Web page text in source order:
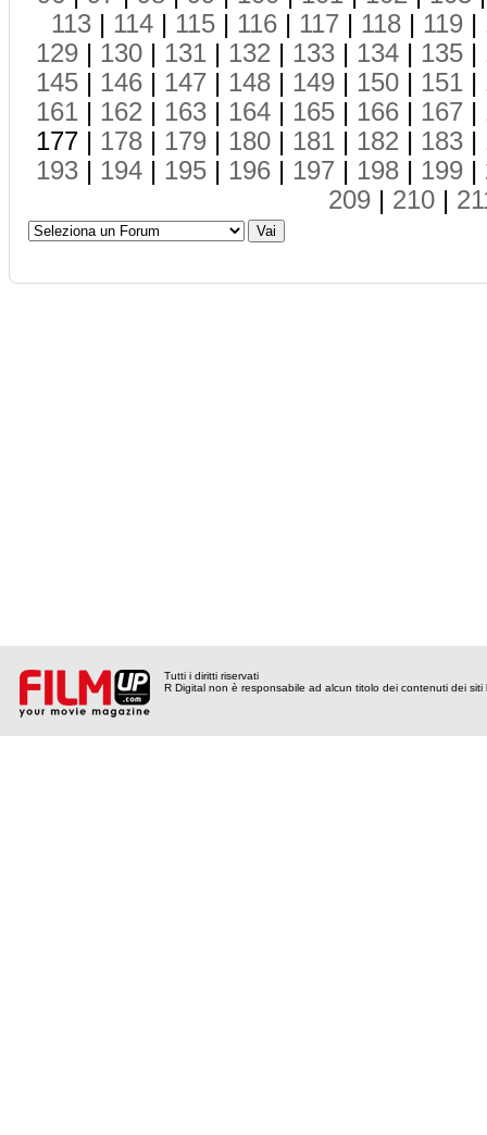
113 | 114 | 115 | 116 | 117 | 118 | 119 |
129 | 130 | 131 | 132 | 133 | 134 | 135 |
145 | 146 | 147 | 148 | 149 | 150 | 151 |
161 | 162 | 163 | 164 | 165 | 166 | 167 |
177 | 178 | 179 | 180 | 181 | 182 | 183 |
193 | 194 | 195 | 196 | 197 | 198 | 199 |
209 | 210 |
Tutti i diritti riservati
R Digital non è responsabile ad alcun titolo dei contenuti dei siti